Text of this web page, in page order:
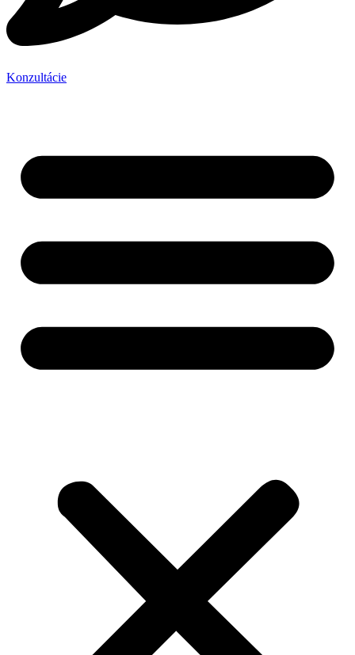
Konzultácie